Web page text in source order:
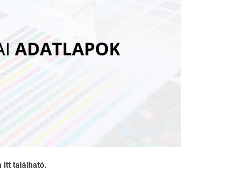
itt található.